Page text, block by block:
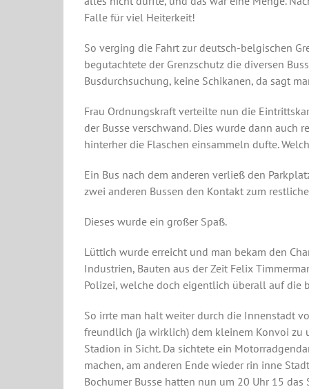
Falle für viel Heiterkeit!
So verging die Fahrt zur deutsch-belgischen
begutachtete der Grenzschutz die diversen
Busdurchsuchung, keine Schikanen, da sagt
Frau Ordnungskraft verteilte nun die
der Busse verschwand. Dies wurde dann auch
hinterher die Flaschen einsammeln dufte.
Ein Bus nach dem anderen verließ den
zwei anderen Bussen den Kontakt zum
Dieses wurde ein großer Spaß.
Lüttich wurde erreicht und man bekam den
Industrien, Bauten aus der Zeit Felix
Polizei, welche doch eigentlich überall auf die
So irrte man halt weiter durch die Innenstadt
freundlich (ja wirklich) dem kleinem Konvoi zu
Stadion in Sicht. Da sichtete ein
machen, am anderen Ende wieder rin inne
Bochumer Busse hatten nun um 20 Uhr 15 das